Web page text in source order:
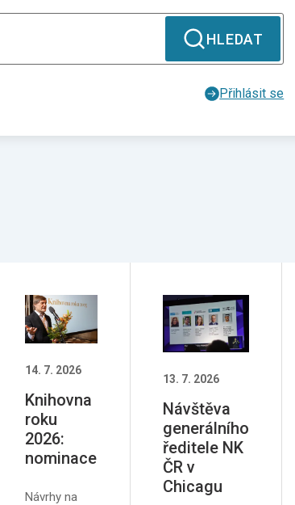
HLEDAT
Přihlásit se
14. 7. 2026
Knihovna
roku
2026:
nominace
Návrhy na
13. 7. 2026
Návštěva
generálního
ředitele NK
ČR v
Chicagu